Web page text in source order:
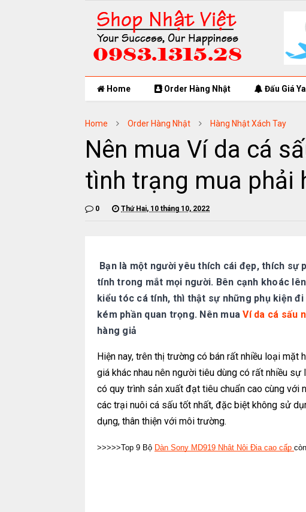
Home Order Hàng Nhật Đấu Giá
Home Order Hàng Nhật Hàng Nhật Xách Tay
Nên mua Ví da cá
tình trạng mua phải
0 Thứ Hai, 10 tháng 10, 2022
Bạn là một người yêu thích cái đẹp, thích sự
tính trong mắt mọi người. Bên cạnh khoác
kiểu tóc cá tính, thì thật sự những phụ kiện
kém phần quan trọng. Nên muaVí da cá sấu
hàng giả
Hiện nay, trên thị trường có bán rất nhiều loại mặt
giá khác nhau nên người tiêu dùng có rất nhiều
có quy trình sản xuất đạt tiêu chuẩn cao cùng với
các trại nuôi cá sấu tốt nhất, đặc biệt không sử
dụng, thân thiện với môi trường.
>>>>>Top 9 Bộ Dàn Sony MD919 Nhật Nội Địa cao cấp